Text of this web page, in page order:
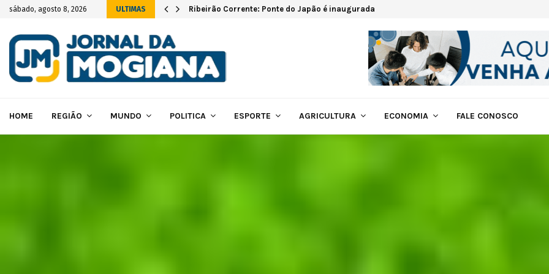
sábado, agosto 8, 2026 ULTIMAS
instalações… Ribeirão Corrente: Ponte do Japão é inaugurada
HOME REGIÃO MUNDO POLITICA ESPORTE AGRICULTURA ECONOMIA FALE CONOSCO